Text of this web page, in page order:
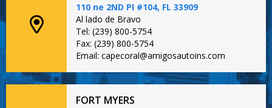
110 ne 2ND PI #104, FL 33909
Al lado de Bravo
Tel: (239) 800-5754
Fax: (239) 800-5754
Email: capecoral@amigosautoins.com
FORT MYERS